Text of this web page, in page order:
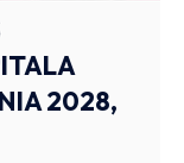
2028,